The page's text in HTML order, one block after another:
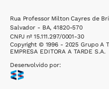
Rua Professor Milton Cayres de
Salvador - BA, 41820-570
CNPJ nº 15.111.297/0001-30
Copyright © 1996 - 2025 Grupo A
EMPRESA EDITORA A TARDE S.A.
Desenvolvido por: